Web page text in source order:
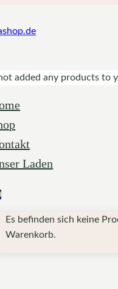
added any products to
Laden
Es befinden sich keine
Warenkorb.